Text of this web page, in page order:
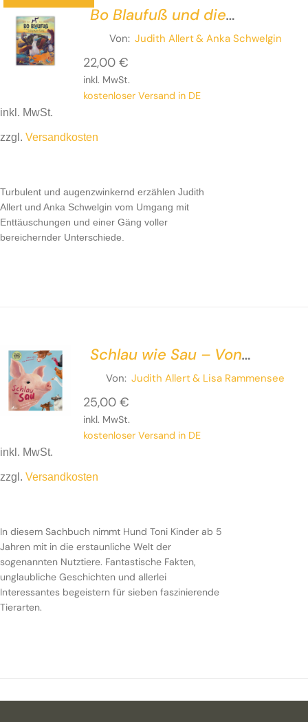
Bo Blaufuß und die
Galapagos-Gäng
Von: Judith Allert& Anka Schwelgin
22,00 €
inkl. MwSt.
kostenloser Versand in DE
inkl. MwSt.
zzgl. Versandkosten
und einer Gäng voller bereichernder Unterschiede.
Turbulent und augenzwinkernd erzählen Judith
Allert und Anka Schwelgin vom Umgang mit
Enttäuschungen und einer Gäng voller
bereichernder Unterschiede.
Schlau wie Sau – Von
sprechenden Schweinen,
kuschelnden Kühen und Co.
Von: Judith Allert& Lisa Rammensee
25,00 €
inkl. MwSt.
kostenloser Versand in DE
inkl. MwSt.
zzgl. Versandkosten
Nutztiere. Fantastische Fakten, unglaubliche
Geschichten und allerlei Interessantes begeistern für
sieben faszinierende Tierarten.
In diesem Sachbuch nimmt Hund Toni Kinder ab 5
Jahren mit in die erstaunliche Welt der
sogenannten Nutztiere. Fantastische Fakten,
unglaubliche Geschichten und allerlei
Interessantes begeistern für sieben faszinierende
Tierarten.